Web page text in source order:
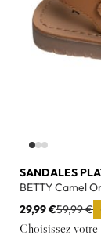
SANDALES
BETTY Camel
29,99 €59,99 €
Choisissez votre